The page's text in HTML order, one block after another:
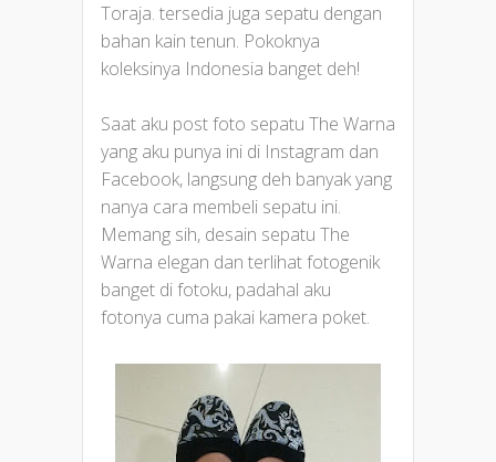
Toraja. tersedia juga sepatu dengan
bahan kain tenun. Pokoknya
koleksinya Indonesia banget deh!
Saat aku post foto sepatu The Warna
yang aku punya ini di Instagram dan
Facebook, langsung deh banyak yang
nanya cara membeli sepatu ini.
Memang sih, desain sepatu The
Warna elegan dan terlihat fotogenik
banget di fotoku, padahal aku
fotonya cuma pakai kamera poket.